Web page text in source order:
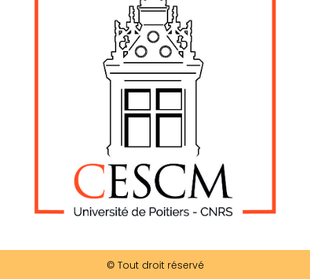
© Tout droit réservé